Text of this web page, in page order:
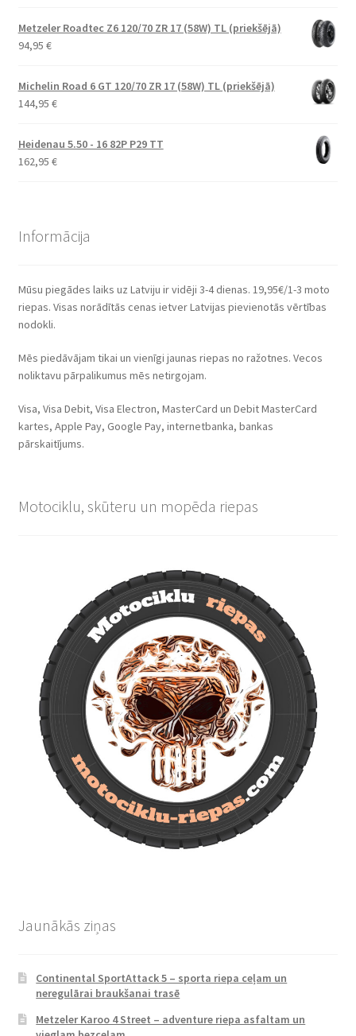
Metzeler Roadtec Z6 120/70 ZR 17 (58W) TL (priekšējā)
94,95 €
Michelin Road 6 GT 120/70 ZR 17 (58W) TL (priekšējā)
144,95 €
Heidenau 5.50 - 16 82P P29 TT
162,95 €
Informācija
Mūsu piegādes laiks uz Latviju ir vidēji 3-4 dienas. 19,95€/1-3 moto
riepas. Visas norādītās cenas ietver Latvijas pievienotās vērtības
nodokli.
Mēs piedāvājam tikai un vienīgi jaunas riepas no ražotnes. Vecos
noliktavu pārpalikumus mēs netirgojam.
Visa, Visa Debit, Visa Electron, MasterCard un Debit MasterCard
kartes, Apple Pay, Google Pay, internetbanka, bankas
pārskaitījums.
Motociklu, skūteru un mopēda riepas
Jaunākās ziņas
Continental SportAttack 5 – sporta riepa ceļam un
neregulārai braukšanai trasē
Metzeler Karoo 4 Street – adventure riepa asfaltam un